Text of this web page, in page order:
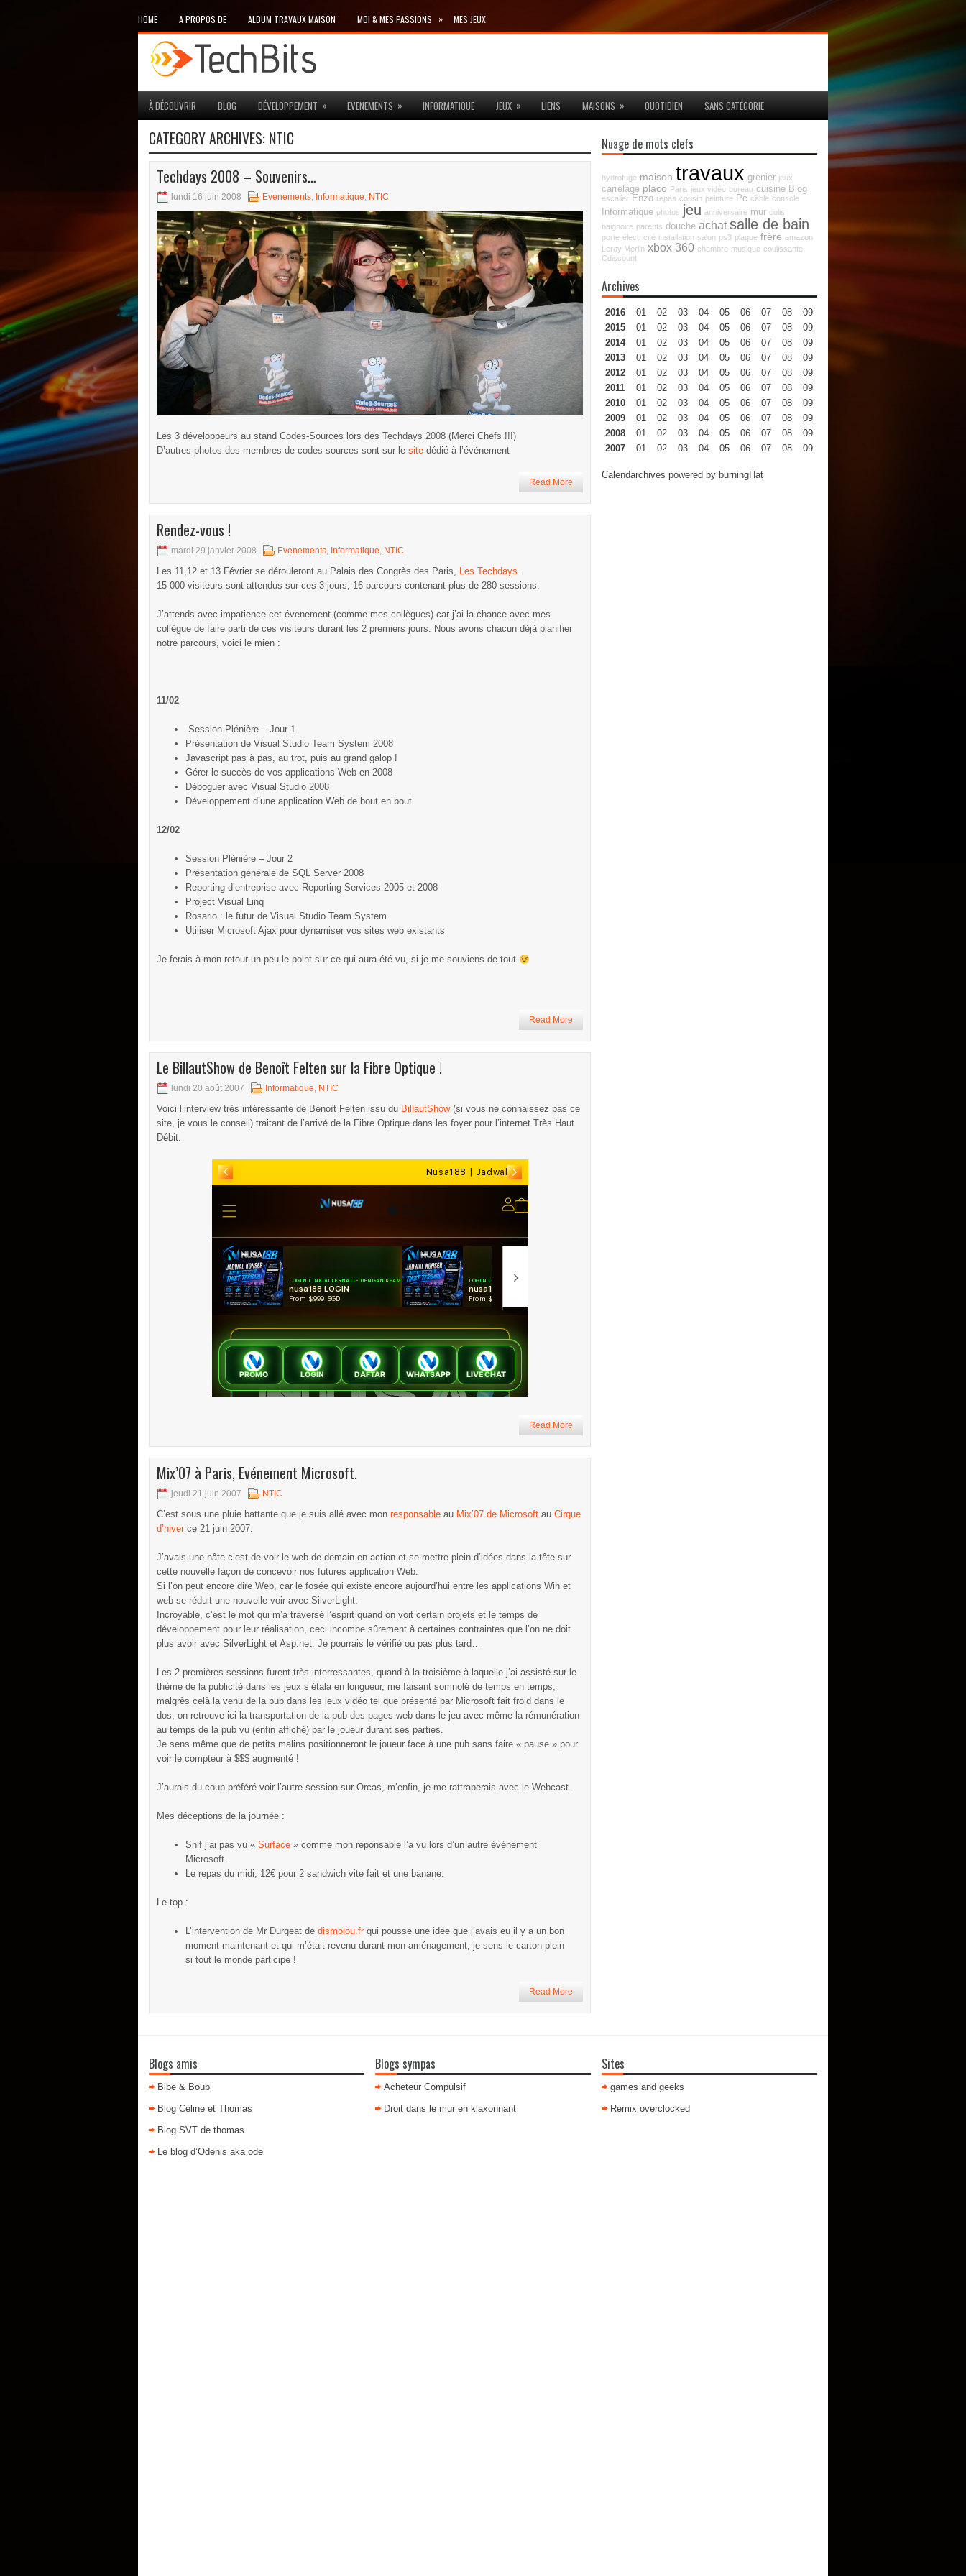
HOME A PROPOS DE ALBUM TRAVAUX MAISON MOI & MES PASSIONS » MES JEUX
À DÉCOUVRIR BLOG DÉVELOPPEMENT » EVENEMENTS » INFORMATIQUE JEUX » LIENS MAISONS » QUOTIDIEN SANS CATÉGORIE
CATEGORY ARCHIVES: NTIC
Techdays 2008 – Souvenirs…
lundi 16 juin 2008 Evenements, Informatique, NTIC
Les 3 développeurs au stand Codes-Sources lors des Techdays 2008 (Merci Chefs !!!)
D’autres photos des membres de codes-sources sont sur le site dédié à l’événement
Read More
Rendez-vous !
mardi 29 janvier 2008 Evenements, Informatique, NTIC
Les 11,12 et 13 Février se dérouleront au Palais des Congrès des Paris, Les Techdays.
15 000 visiteurs sont attendus sur ces 3 jours, 16 parcours contenant plus de 280 sessions.
J’attends avec impatience cet évenement (comme mes collègues) car j’ai la chance avec mes
collègue de faire parti de ces visiteurs durant les 2 premiers jours. Nous avons chacun déjà planifier
notre parcours, voici le mien :
11/02
Session Plénière – Jour 1
Présentation de Visual Studio Team System 2008
Javascript pas à pas, au trot, puis au grand galop !
Gérer le succès de vos applications Web en 2008
Déboguer avec Visual Studio 2008
Développement d’une application Web de bout en bout
12/02
Session Plénière – Jour 2
Présentation générale de SQL Server 2008
Reporting d’entreprise avec Reporting Services 2005 et 2008
Project Visual Linq
Rosario : le futur de Visual Studio Team System
Utiliser Microsoft Ajax pour dynamiser vos sites web existants
Je ferais à mon retour un peu le point sur ce qui aura été vu, si je me souviens de tout
Read More
Le BillautShow de Benoît Felten sur la Fibre Optique !
lundi 20 août 2007 Informatique, NTIC
Voici l’interview très intéressante de Benoît Felten issu du BillautShow(si vous ne connaissez pas ce
site, je vous le conseil) traitant de l’arrivé de la Fibre Optique dans les foyer pour l’internet Très Haut
Débit.
Read More
Mix’07 à Paris, Evénement Microsoft.
jeudi 21 juin 2007 NTIC
C’est sous une pluie battante que je suis allé avec mon responsable au Mix’07 de Microsoft au Cirque
d’hiverce 21 juin 2007.
J’avais une hâte c’est de voir le web de demain en action et se mettre plein d’idées dans la tête sur
cette nouvelle façon de concevoir nos futures application Web.
Si l’on peut encore dire Web, car le fosée qui existe encore aujourd’hui entre les applications Win et
web se réduit une nouvelle voir avec SilverLight.
Incroyable, c’est le mot qui m’a traversé l’esprit quand on voit certain projets et le temps de
développement pour leur réalisation, ceci incombe sûrement à certaines contraintes que l’on ne doit
plus avoir avec SilverLight et Asp.net. Je pourrais le vérifié ou pas plus tard…
Les 2 premières sessions furent très interressantes, quand à la troisième à laquelle j’ai assisté sur le
thème de la publicité dans les jeux s’étala en longueur, me faisant somnolé de temps en temps,
malgrès celà la venu de la pub dans les jeux vidéo tel que présenté par Microsoft fait froid dans le
dos, on retrouve ici la transportation de la pub des pages web dans le jeu avec même la rémunération
au temps de la pub vu (enfin affiché) par le joueur durant ses parties.
Je sens même que de petits malins positionneront le joueur face à une pub sans faire « pause » pour
voir le compteur à $$$ augmenté !
J’aurais du coup préféré voir l’autre session sur Orcas, m’enfin, je me rattraperais avec le Webcast.
Mes déceptions de la journée :
Snif j’ai pas vu « Surface » comme mon reponsable l’a vu lors d’un autre événement
Microsoft.
Le repas du midi, 12€ pour 2 sandwich vite fait et une banane.
Le top :
L’intervention de Mr Durgeat de dismoiou.frqui pousse une idée que j’avais eu il y a un bon
moment maintenant et qui m’était revenu durant mon aménagement, je sens le carton plein
si tout le monde participe !
Read More
Nuage de mots clefs
hydrofuge maison travaux grenier jeux
carrelage placo Paris jeux vidéo bureau cuisine Blog
escalier Enzo repas cousin peinture Pc câble console
Informatique photos jeu anniversaire mur colis
baignoire parents douche achat salle de bain
porte électricité installation salon ps3 plaque frère amazon
Leroy Merlin xbox 360 chambre musique coulissante
Cdiscount
Archives
2016 01 02 03 04 05 06 07 08 09
2015
01 02 03 04 05 06 07 08 09
2014
01 02 03 04 05 06 07 08 09
2013
01 02 03 04 05 06 07 08 09
2012
01 02 03 04 05 06 07 08 09
2011
01 02 03 04 05 06 07 08 09
2010
01 02 03 04 05 06 07 08 09
2009
01 02 03 04 05 06 07 08 09
2008
01 02 03 04 05 06 07 08 09
2007
01 02 03 04 05 06 07 08 09
Calendarchives powered by burningHat
Blogs amis
Bibe & Boub
Blog Céline et Thomas
Blog SVT de thomas
Le blog d’Odenis aka ode
Blogs sympas
Acheteur Compulsif
Droit dans le mur en klaxonnant
Sites
games and geeks
Remix overclocked